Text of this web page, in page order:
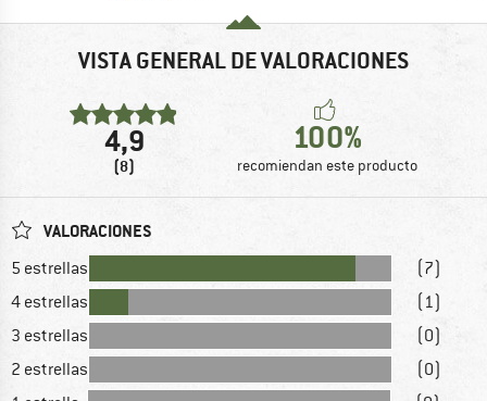
VISTA GENERAL DE VALORACIONES
4,9
(8)
100%
recomiendan este producto
VALORACIONES
5 estrellas
(7)
4 estrellas
(1)
3 estrellas
(0)
2 estrellas
(0)